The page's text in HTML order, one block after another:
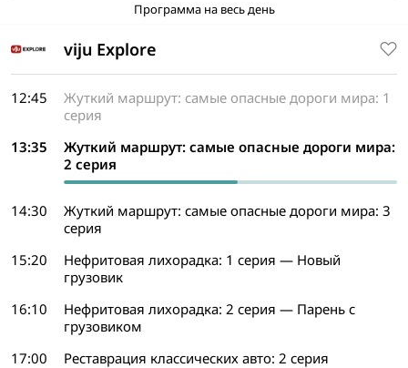
Программа на весь день
viju Explore
12:45
Жуткий маршрут: самые опасные дороги мира: 1
серия
13:35
Жуткий маршрут: самые опасные дороги мира:
2 серия
14:30
Жуткий маршрут: самые опасные дороги мира: 3
серия
15:20
Нефритовая лихорадка: 1 серия — Новый
грузовик
16:10
Нефритовая лихорадка: 2 серия — Парень с
грузовиком
17:00
Реставрация классических авто: 2 серия